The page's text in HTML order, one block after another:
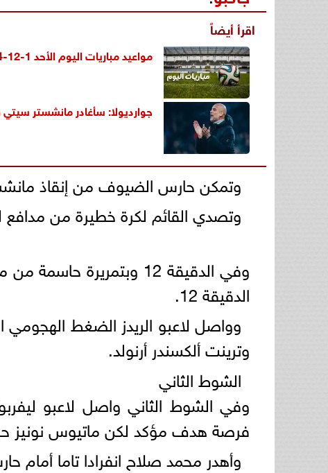
اقرأ أيضاً
مواعيد مباريات اليوم الأحد 1-12-2024 والقنوات الناقلة
جوارديولا: سأغادر مانشستر سيتي
وتمكن حارس الضيوف من إنقاذ
وتصدي القائم لكرة خطيرة من
وفي الدقيقة 12
الدقيقة 12.
وواصل لاعبو الريدز الضغط
وترينت ألكسندر أرنولد.
الشوط الثاني
وفي الشوط الثاني واصل لاعبو
فرصة هدف مؤكد لكن ماتيوس نونيز
وأهدر محمد صلاح انفرادا تاما